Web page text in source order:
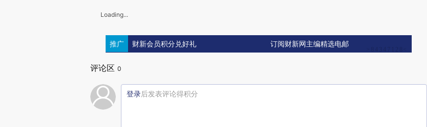
Loading...
推广 财新会员积分兑好礼 订阅财新网主编精选电邮
评论区 0
登录后发表评论得积分